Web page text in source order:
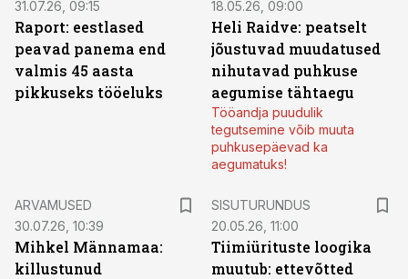
31.07.26, 09:15
Raport: eestlased
peavad panema end
valmis 45 aasta
pikkuseks tööeluks
18.05.26, 09:00
Heli Raidve: peatselt
jõustuvad muudatused
nihutavad puhkuse
aegumise tähtaegu
Tööandja puudulik
tegutsemine võib muuta
puhkusepäevad ka
aegumatuks!
ARVAMUSED
30.07.26, 10:39
Mihkel Männamaa:
killustunud
SISUTURUNDUS
20.05.26, 11:00
Tiimiürituste loogika
muutub: ettevõtted